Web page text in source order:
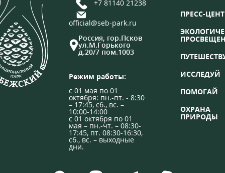
+7 81140 21238
official@seb-park.ru
Россия, гор.Псков
ул.М.Горького
д.20/7 пом.1003
Режим работы:
с 01 мая по 01
октября: пн.-пт. - 8:30
– 17:45, сб., вс. –
10:00-14:00
с 01 октября по 01
мая – пн.-чт. – 08:30-
17:45, пт. 08:30-16:30,
сб., вс. – выходные
дни.
ПРЕСС-
ИССЛЕДУЙ
ПОМОГАЙ
ОХРАНА
ПРИРОДЫ